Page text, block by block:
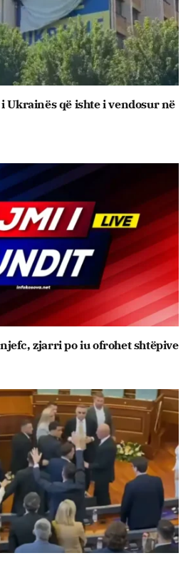
që ishte i vendosur në
zjarri po iu ofrohet shtëpive